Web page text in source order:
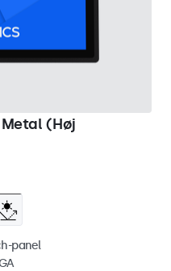
(Høj
panel